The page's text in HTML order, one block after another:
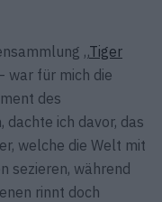
„Tiger
war für mich die
des
ich davor, das
welche die Welt mit
sezieren, während
rinnt doch